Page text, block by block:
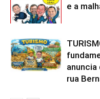
e a
rua